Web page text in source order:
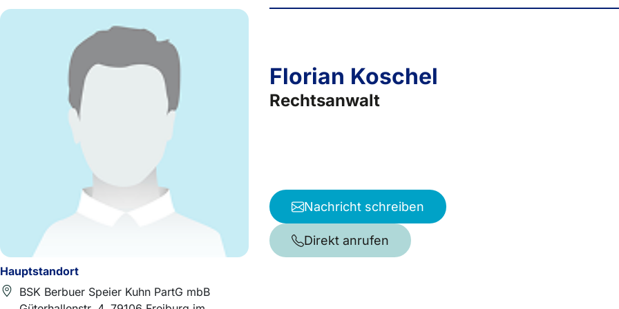
Hauptstandort
BSK Berbuer Speier Kuhn PartG mbB
Florian Koschel
Rechtsanwalt
Nachricht schreiben
Direkt anrufen